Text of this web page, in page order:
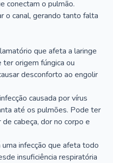
conectam o pulmão.
o canal, gerando tanto falta
que afeta a laringe
origem fúngica ou
desconforto ao engolir
causada por vírus
até os pulmões. Pode ter
cabeça, dor no corpo e
infecção que afeta todo
insuficiência respiratória